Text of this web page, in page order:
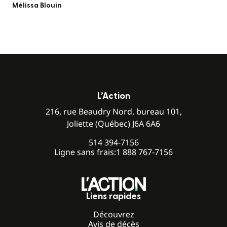
Mélissa Blouin
L’Action
216, rue Beaudry Nord, bureau 101,
Joliette (Québec) J6A 6A6
514 394-7156
Ligne sans frais:1 888 767-7156
Liens rapides
Découvrez
Avis de décès